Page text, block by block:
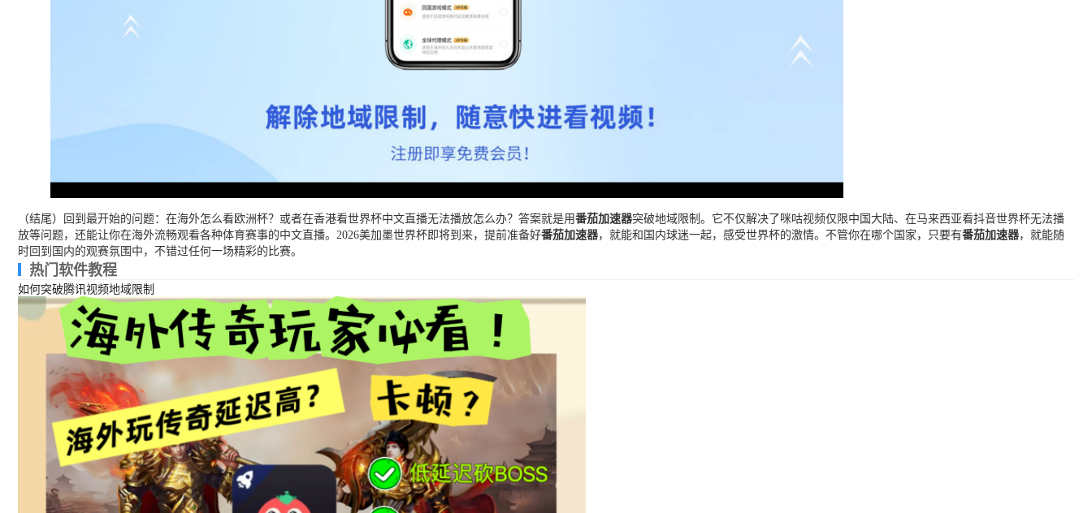
（结尾）回到最开始的问题：在海外怎么看欧洲杯？或者在香港看世界杯中文直播无法播放怎么办？答案就是用番茄加速器突破地域限制。它不仅解决了咪咕视频仅限中国大陆、在马来西亚看抖音世界杯无法播
放等问题，还能让你在海外流畅观看各种体育赛事的中文直播。2026美加墨世界杯即将到来，提前准备好番茄加速器，就能和国内球迷一起，感受世界杯的激情。不管你在哪个国家，只要有番茄加速器，就能随
时回到国内的观赛氛围中，不错过任何一场精彩的比赛。
热门软件教程
如何突破腾讯视频地域限制